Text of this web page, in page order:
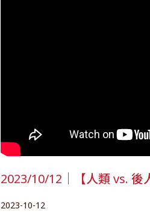
2023/10/12｜【人類 vs. 後
2023-10-12